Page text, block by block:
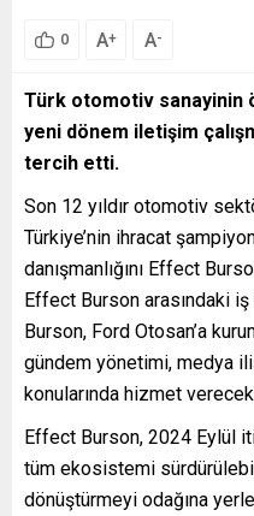
0 A+ A-
Türk otomotiv sanayinin
yeni dönem iletişim
tercih etti.
Son 12 yıldır otomotiv
Türkiye’nin ihracat
danışmanlığını Effect
Effect Burson arasındaki
Burson, Ford Otosan’a
gündem yönetimi, medya
konularında hizmet
Effect Burson, 2024 Eylül
tüm ekosistemi
dönüştürmeyi odağına